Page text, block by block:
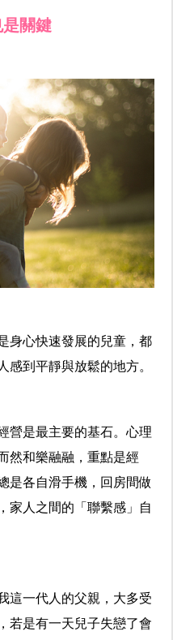
關鍵
身心快速發展的兒童，都
感到平靜與放鬆的地方。
營是最主要的基石。心理
然和樂融融，重點是經
是各自滑手機，回房間做
家人之間的「聯繫感」自
這一代人的父親，大多受
若是有一天兒子失戀了會